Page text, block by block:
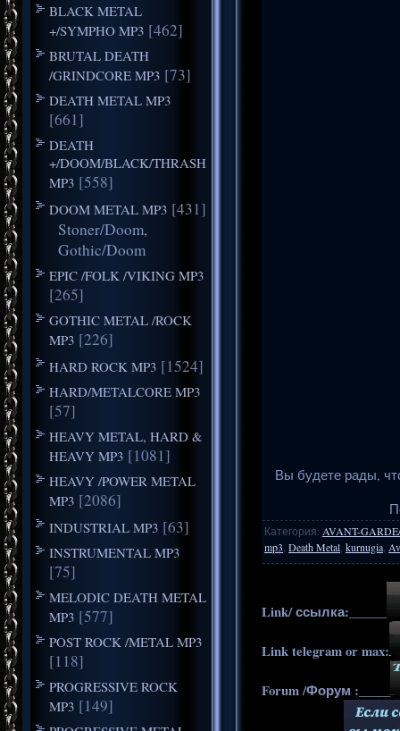
BLACK METAL
+/SYMPHO MP3 [462]
BRUTAL DEATH
/GRINDCORE MP3 [73]
DEATH METAL MP3
[661]
DEATH
+/DOOM/BLACK/THRASH
MP3 [558]
DOOM METAL MP3 [431]
Stoner/Doom,
Gothic/Doom
EPIC /FOLK /VIKING MP3
[265]
GOTHIC METAL /ROCK
MP3 [226]
HARD ROCK MP3 [1524]
HARD/METALCORE MP3
[57]
HEAVY METAL, HARD &
HEAVY MP3 [1081]
HEAVY /POWER METAL
MP3 [2086]
INDUSTRIAL MP3 [63]
INSTRUMENTAL MP3
[75]
MELODIC DEATH METAL
MP3 [577]
POST ROCK /METAL MP3
[118]
PROGRESSIVE ROCK
MP3 [149]
Вы будете рады,
Категория: AVANT-
mp3 Death Metal kurnugia
Link/ ссылка:______
Link telegram or max:
Forum /Форум :_____